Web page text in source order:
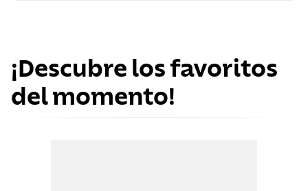
¡Descubre los favoritos
del momento!